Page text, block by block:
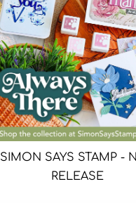
SIMON SAYS STAMP -
RELEASE